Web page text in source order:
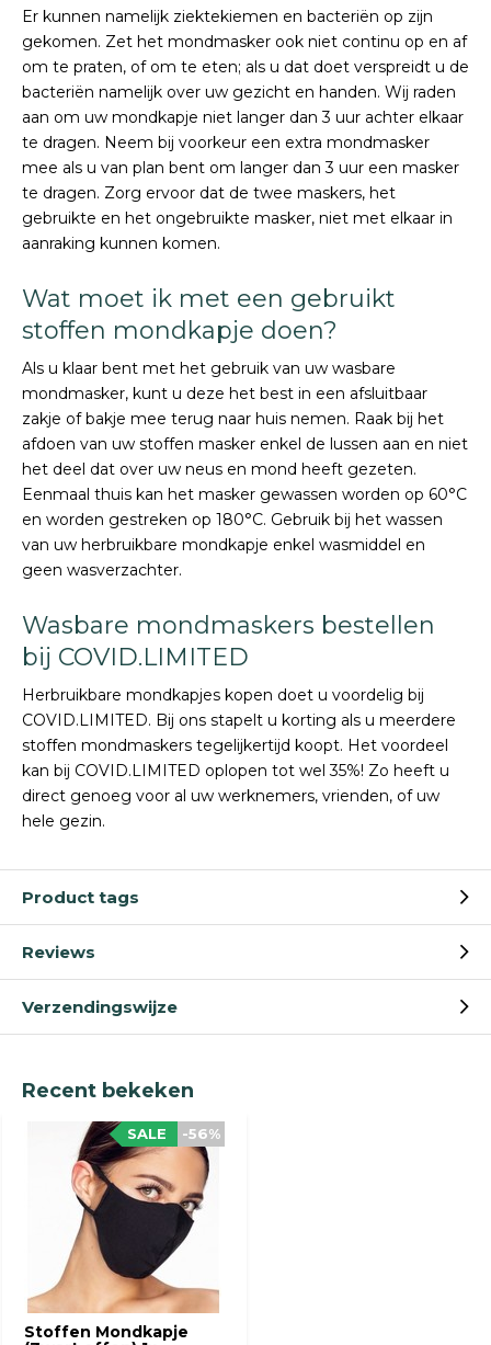
Er kunnen namelijk ziektekiemen en bacteriën op zijn
gekomen. Zet het mondmasker ook niet continu op en af
om te praten, of om te eten; als u dat doet verspreidt u de
bacteriën namelijk over uw gezicht en handen. Wij raden
aan om uw mondkapje niet langer dan 3 uur achter elkaar
te dragen. Neem bij voorkeur een extra mondmasker
mee als u van plan bent om langer dan 3 uur een masker
te dragen. Zorg ervoor dat de twee maskers, het
gebruikte en het ongebruikte masker, niet met elkaar in
aanraking kunnen komen.
Wat moet ik met een gebruikt
stoffen mondkapje doen?
Als u klaar bent met het gebruik van uw wasbare
mondmasker, kunt u deze het best in een afsluitbaar
zakje of bakje mee terug naar huis nemen. Raak bij het
afdoen van uw stoffen masker enkel de lussen aan en niet
het deel dat over uw neus en mond heeft gezeten.
Eenmaal thuis kan het masker gewassen worden op 60°C
en worden gestreken op 180°C. Gebruik bij het wassen
van uw herbruikbare mondkapje enkel wasmiddel en
geen wasverzachter.
Wasbare mondmaskers bestellen
bij COVID.LIMITED
Herbruikbare mondkapjes kopen doet u voordelig bij
COVID.LIMITED. Bij ons stapelt u korting als u meerdere
stoffen mondmaskers tegelijkertijd koopt. Het voordeel
kan bij COVID.LIMITED oplopen tot wel 35%! Zo heeft u
direct genoeg voor al uw werknemers, vrienden, of uw
hele gezin.
Product tags
Reviews
Verzendingswijze
Recent bekeken
Stoffen Mondkapje
-56%
SALE